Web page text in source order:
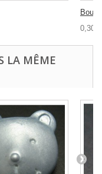
0,30 €
LA MÊME